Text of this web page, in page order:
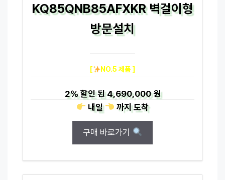
KQ85QNB85AFXKR 벽걸이형
방문설치
[ NO.5 제품 ]
2%할인 된4,690,000 원
내일
까지도착
구매 바로가기